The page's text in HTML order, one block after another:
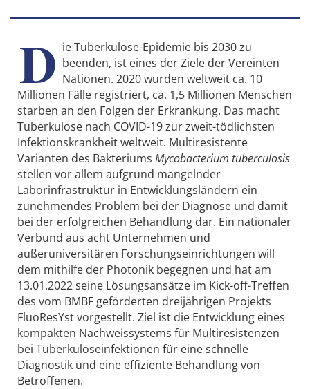
D ie Tuberkulose-Epidemie bis 2030 zu
beenden, ist eines der Ziele der Vereinten
Nationen. 2020 wurden weltweit ca. 10
Millionen Fälle registriert, ca. 1,5 Millionen Menschen
starben an den Folgen der Erkrankung. Das macht
Tuberkulose nach COVID-19 zur zweit-tödlichsten
Infektionskrankheit weltweit. Multiresistente
Varianten des Bakteriums Mycobacterium tuberculosis
stellen vor allem aufgrund mangelnder
Laborinfrastruktur in Entwicklungsländern ein
zunehmendes Problem bei der Diagnose und damit
bei der erfolgreichen Behandlung dar. Ein nationaler
Verbund aus acht Unternehmen und
außeruniversitären Forschungseinrichtungen will
dem mithilfe der Photonik begegnen und hat am
13.01.2022 seine Lösungsansätze im Kick-off-Treffen
des vom BMBF geförderten dreijährigen Projekts
FluoResYst vorgestellt. Ziel ist die Entwicklung eines
kompakten Nachweissystems für Multiresistenzen
bei Tuberkuloseinfektionen für eine schnelle
Diagnostik und eine effiziente Behandlung von
Betroffenen.